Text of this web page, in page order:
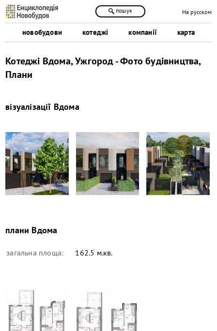
новобудови котеджі компанії карта
пошук На русском
Котеджі Вдома, Ужгород - Фото будівництва,
Плани
візуалізації Вдома
плани Вдома
загальна площа: 162.5 м.кв.